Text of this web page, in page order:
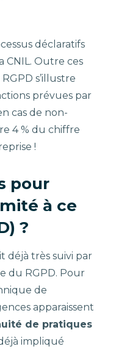
déclaratifs
CNIL. Outre ces
s’illustre
prévues par
cas de non-
4 % du chiffre
!
pour
à ce
?
déjà très suivi par
du RGPD. Pour
de
apparaissent
de pratiques
impliqué